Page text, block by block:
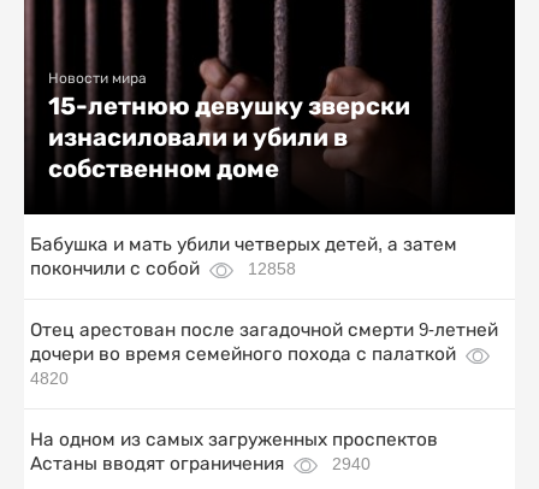
Новости мира
15-летнюю девушку зверски
изнасиловали и убили в
собственном доме
Бабушка и мать убили четверых детей, а затем
покончили с собой
12858
Отец арестован после загадочной смерти 9-летней
дочери во время семейного похода с палаткой
4820
На одном из самых загруженных проспектов
Астаны вводят ограничения
2940